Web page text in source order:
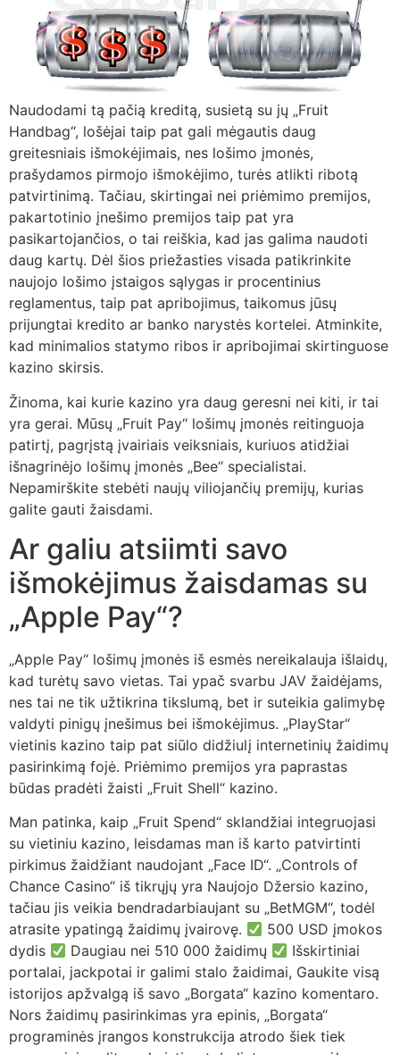
Naudodami tą pačią kreditą, susietą su jų „Fruit
Handbag“, lošėjai taip pat gali mėgautis daug
greitesniais išmokėjimais, nes lošimo įmonės,
prašydamos pirmojo išmokėjimo, turės atlikti ribotą
patvirtinimą. Tačiau, skirtingai nei priėmimo premijos,
pakartotinio įnešimo premijos taip pat yra
pasikartojančios, o tai reiškia, kad jas galima naudoti
daug kartų. Dėl šios priežasties visada patikrinkite
naujojo lošimo įstaigos sąlygas ir procentinius
reglamentus, taip pat apribojimus, taikomus jūsų
prijungtai kredito ar banko narystės kortelei. Atminkite,
kad minimalios statymo ribos ir apribojimai skirtinguose
kazino skirsis.
Žinoma, kai kurie kazino yra daug geresni nei kiti, ir tai
yra gerai. Mūsų „Fruit Pay“ lošimų įmonės reitinguoja
patirtį, pagrįstą įvairiais veiksniais, kuriuos atidžiai
išnagrinėjo lošimų įmonės „Bee“ specialistai.
Nepamirškite stebėti naujų viliojančių premijų, kurias
galite gauti žaisdami.
Ar galiu atsiimti savo
išmokėjimus žaisdamas su
„Apple Pay“?
„Apple Pay“ lošimų įmonės iš esmės nereikalauja išlaidų,
kad turėtų savo vietas. Tai ypač svarbu JAV žaidėjams,
nes tai ne tik užtikrina tikslumą, bet ir suteikia galimybę
valdyti pinigų įnešimus bei išmokėjimus. „PlayStar“
vietinis kazino taip pat siūlo didžiulį internetinių žaidimų
pasirinkimą fojė. Priėmimo premijos yra paprastas
būdas pradėti žaisti „Fruit Shell“ kazino.
Man patinka, kaip „Fruit Spend“ sklandžiai integruojasi
su vietiniu kazino, leisdamas man iš karto patvirtinti
pirkimus žaidžiant naudojant „Face ID“. „Controls of
Chance Casino“ iš tikrųjų yra Naujojo Džersio kazino,
tačiau jis veikia bendradarbiaujant su „BetMGM“, todėl
atrasite ypatingą žaidimų įvairovę.
500 USD įmokos
dydis
Daugiau nei 510 000 žaidimų
Išskirtiniai
portalai, jackpotai ir galimi stalo žaidimai, Gaukite visą
istorijos apžvalgą iš savo „Borgata“ kazino komentaro.
Nors žaidimų pasirinkimas yra epinis, „Borgata“
programinės įrangos konstrukcija atrodo šiek tiek